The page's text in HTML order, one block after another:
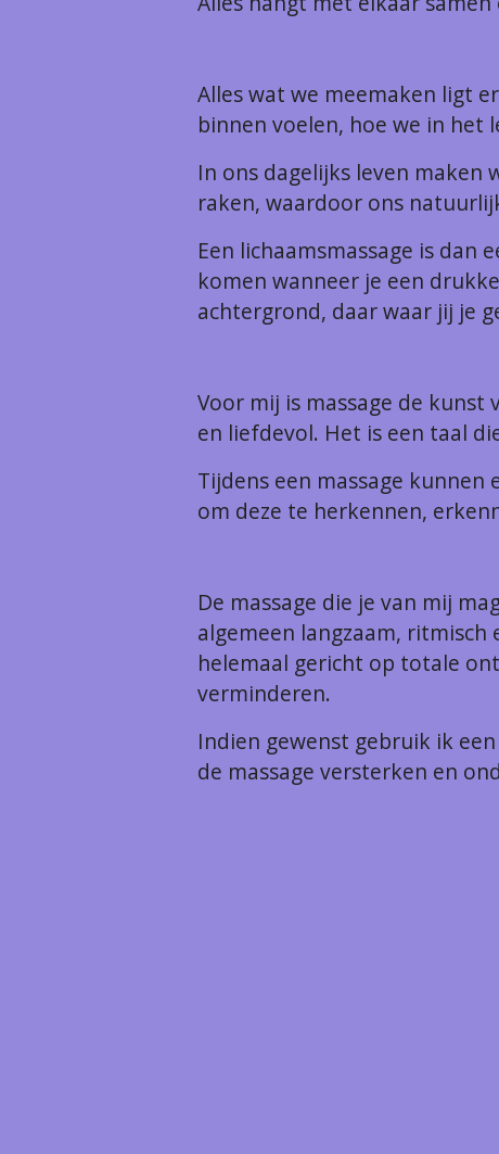
Alles wat we meemaken ligt
binnen voelen, hoe we in het
In ons dagelijks leven
raken, waardoor ons
Een lichaamsmassage is
komen wanneer je een
achtergrond, daar waar jij je
Voor mij is massage de
en liefdevol. Het is een taal
Tijdens een massage
om deze te herkennen,
De massage die je van mij
algemeen langzaam,
helemaal gericht op totale
verminderen.
Indien gewenst gebruik ik
de massage versterken en